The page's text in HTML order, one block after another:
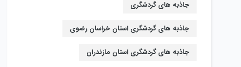
جاذبه های گردشگری
جاذبه های گردشگری استان خراسان رضوی
جاذبه های گردشگری استان مازندران